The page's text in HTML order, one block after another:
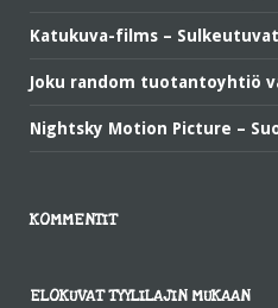
Katukuva-films –
Joku random tuotantoyhtiö
Nightsky Motion Picture –
KOMMENTIT
ELOKUVAT TYYLILAJIN MUKAAN